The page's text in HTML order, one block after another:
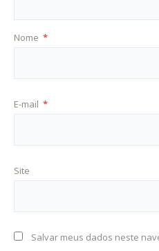
Nome *
E-mail *
Site
Salvar meus dados neste